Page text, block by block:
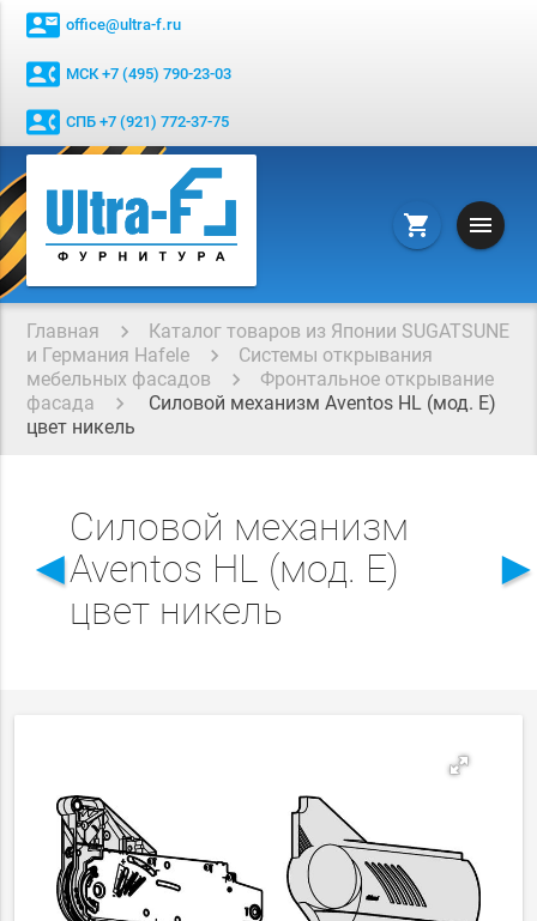
contact_mail office@ultra-f.ru
contact_phone МСК +7 (495) 790-23-03
contact_phone СПБ +7 (921) 772-37-75
shopping_cart menu
Главная
Каталог товаров из Японии SUGATSUNE
и Германия Hafele
Системы открывания
мебельных фасадов
Фронтальное открывание
фасада
Силовой механизм Aventos HL (мод. E)
цвет никель
◄
Силовой механизм
Aventos HL (мод. E)
цвет никель